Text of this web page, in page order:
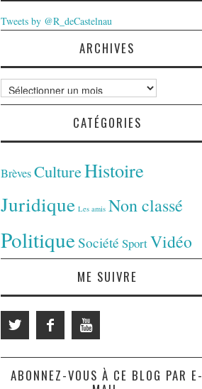
Tweets by @R_deCastelnau
ARCHIVES
Archives
CATÉGORIES
BrèvesCultureHistoire
Juridique Les amis Non classé
PolitiqueSociété SportVidéo
ME SUIVRE
ABONNEZ-VOUS À CE BLOG PAR E-